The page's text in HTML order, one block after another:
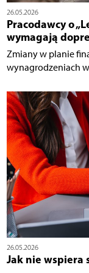
26.05.2026
Pracodawcy o
wymagają
Zmiany w planie
wynagrodzeniach
26.05.2026
Jak nie wspiera